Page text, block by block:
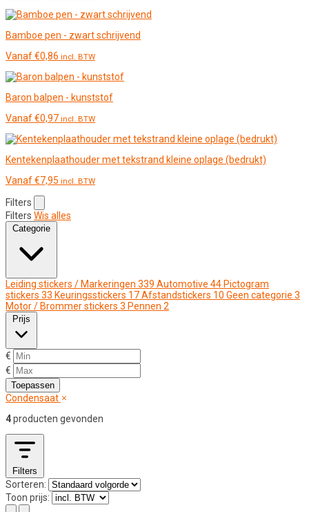
Bamboe pen - zwart schrijvend
Vanaf€0,86 incl. BTW
Baron balpen - kunststof
Vanaf€0,97 incl. BTW
Kentekenplaathouder met tekstrand kleine oplage (bedrukt)
Vanaf€7,95 incl. BTW
Filters
Filters Wis alles
Categorie
Leiding stickers / Markeringen 339 Automotive 44 Pictogram
stickers 33 Keuringsstickers 17Afstandstickers 10 Geen categorie 3
Motor / Brommer stickers 3 Pennen 2
Prijs
€
€
Toepassen
Condensaat
4producten gevonden
Filters
Sorteren:
Toon prijs: